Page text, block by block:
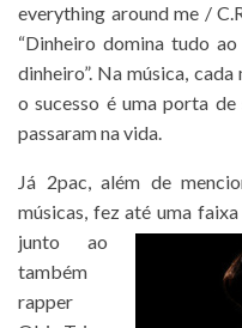
everything around me /
“Dinheiro domina tudo
dinheiro”. Na música,
o sucesso é uma porta
passaram na vida.
Já 2pac, além de
músicas, fez até uma
junto ao
também
rapper